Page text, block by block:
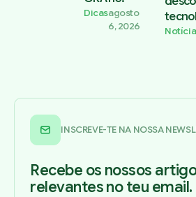
Dicasagosto
6, 2026
INSCREVE-TE NA NOSSA
Recebe os nossos
relevantes no teu email.